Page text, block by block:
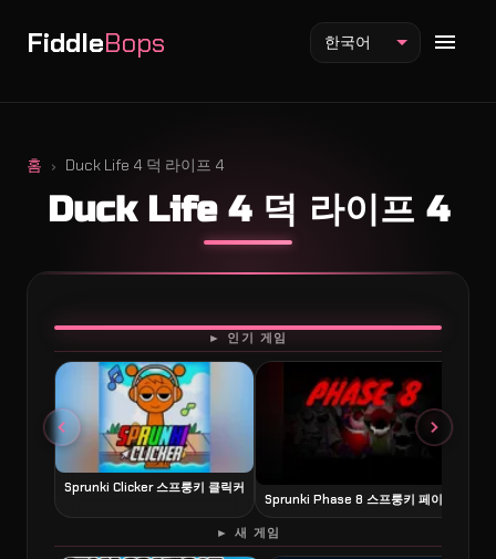
FiddleBops
Fiddlebops 모드
Incredibox 모드
Sprunki 모드
한국어
홈 Duck Life 4 덕 라이프 4
Duck Life 4 덕 라이프 4
► 인기 게임
Sprunki Clicker 스프룽키 클릭커
Sprunki Phase 8 스프룽키 페이즈 8
플레이
► 새 게임